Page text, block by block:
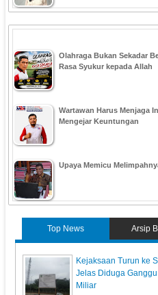
Olahraga Bukan Sekadar
Rasa Syukur kepada Allah
Wartawan Harus Menjaga
Mengejar Keuntungan
Upaya Memicu
Top News Arsip
Kejaksaan Turun ke
Jelas Diduga
Miliar